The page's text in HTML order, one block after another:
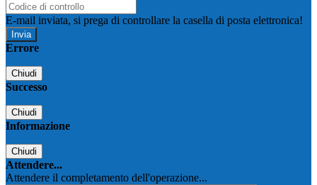
E-mail inviata, si prega di controllare la casella di posta elettronica!
Errore
Chiudi
Successo
Chiudi
Informazione
Chiudi
Attendere...
Attendere il completamento dell'operazione...